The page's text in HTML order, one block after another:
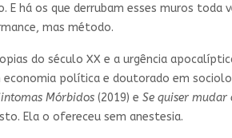
há os que derrubam esses muros toda
mas método.
do século XX e a urgência
política e doutorado em
Mórbidos (2019) e Se quiser mudar
Ela o ofereceu sem anestesia.